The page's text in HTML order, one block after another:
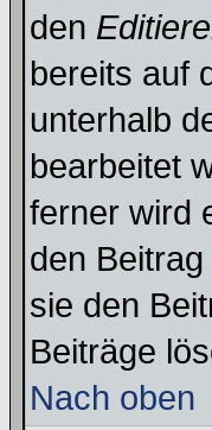
den
bereits auf
unterhalb
bearbeitet
ferner wird
den
sie den
Beiträge
Nach oben